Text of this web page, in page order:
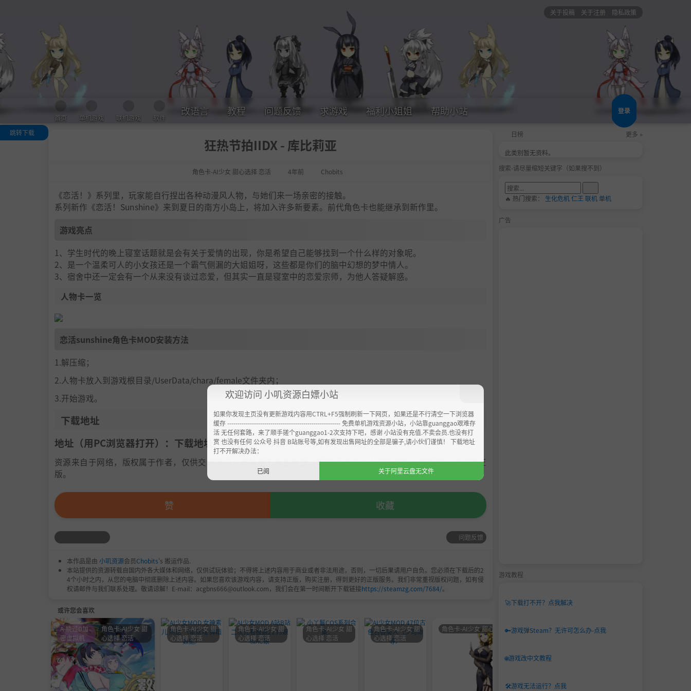
关于投稿 关于注册 隐私政策
首页 单机游戏 联机游戏 软件
改语言 教程 问题反馈 求游戏 福利小姐姐 帮助小站 登录
狂热节拍IIDX - 库比莉亚
角色卡-AI少女 甜心选择 恋活 4年前 Chobits
跳转下载
《恋活！》系列里，玩家能自行捏出各种动漫风人物，与她们来一场亲密的接触。
系列新作《恋活！Sunshine》来到夏日的南方小岛上，将加入许多新要素。前代角色卡也能继承到新作里。
游戏亮点
1、学生时代的晚上寝室话题就是会有关于爱情的出现，你是希望自己能够找到一个什么样的对象呢。
2、是一个温柔可人的小女孩还是一个霸气侧漏的大姐姐呀，这些都是你们的脑中幻想的梦中情人。
3、宿舍中还一定会有一个从来没有谈过恋爱，但其实一直是寝室中的恋爱宗师，为他人答疑解惑。
人物卡一览
恋活sunshine角色卡MOD安装方法
1.解压缩；
2.人物卡放入到游戏根目录/UserData/chara/female文件夹内；
3.开始游戏。
下载地址
地址（用PC浏览器打开）：下载地址：https://www.feimaoyun.com/jx/517cxwee
资源来自于网络，版权属于作者，仅供交流学习，严禁用于商业用途，下载后请于24小时内删除！如喜欢，请支持正
版。
赞 收藏
问题反馈
本作品是由 小叽资源会员Chobits's 搬运作品.
本站提供的资源转载自国内外各大媒体和网络，仅供试玩体验；不得将上述内容用于商业或者非法用途，否则，一切后果请用户自负。您必须在下载后的2
4个小时之内，从您的电脑中彻底删除上述内容。如果您喜欢该游戏内容，请支持正版，购买注册，得到更好的正版服务。我们非常重视版权问题，如有侵
权请邮件与我们联系处理。敬请谅解！E-mail：acgbns666@outlook.com，我们会在第一时间断开下载链接https://steamzg.com/7684/。
或许您会喜欢
A-绕过D加
密虚拟机
角色卡-AI少女 甜
心选择 恋活
角色卡-AI少女 甜
心选择 恋活
角色卡-AI少女 甜
心选择 恋活
角色卡-AI少女 甜
心选择 恋活
角色卡-AI少女 甜
心选择 恋活
角色卡-AI少女 甜心选择 恋活
男主
角色卡-AI少女
日榜 更多 »
此类别暂无资料。
搜索-请尽量缩短关键字（如果搜不到）
🔥 热门搜索： 生化危机仁王 联机单机
广告
游戏教程
🚀下载打不开？点我解决
🔑游戏弹Steam？无许可怎么办-点我
🌐游戏改中文教程
🛠️游戏无法运行？点我
欢迎访问 小叽资源白嫖小站
如果你发现主页没有更新游戏内容用CTRL+F5强制刷新一下网页，如果还是不行清空一下浏览器
缓存 ------------------------------------------------------- 免费单机游戏资源小站，小站靠guanggao艰难存
活 无任何套路，来了顺手搓个guanggao1-2次支持下吧，感谢 小站没有充值.不卖会员.也没有打
赏 也没有任何 公众号 抖音 B站账号等,如有发现出售网址的全部是骗子,请小伙们谨慎！ 下载地址
打不开解决办法：
已阅 关于阿里云盘无文件